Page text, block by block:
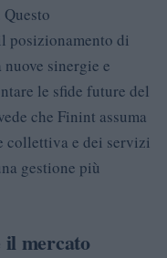
posizionamento di
sinergie e
le sfide future del
che Finint assuma
collettiva e dei servizi
gestione più
il mercato